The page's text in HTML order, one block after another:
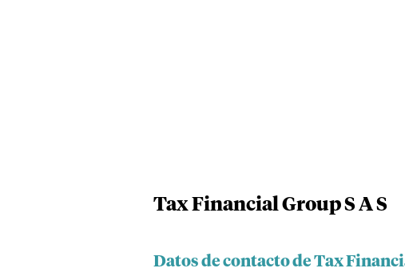
Tax Financial Group S A S
Datos de contacto de Tax